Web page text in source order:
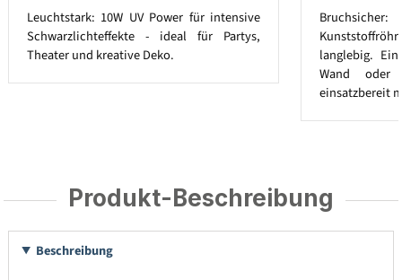
Leuchtstark: 10W UV Power für intensive
Schwarzlichteffekte - ideal für Partys,
Theater und kreative Deko.
langlebig.
Wand oder
einsatzbereit
Produkt-Beschreibung
Beschreibung